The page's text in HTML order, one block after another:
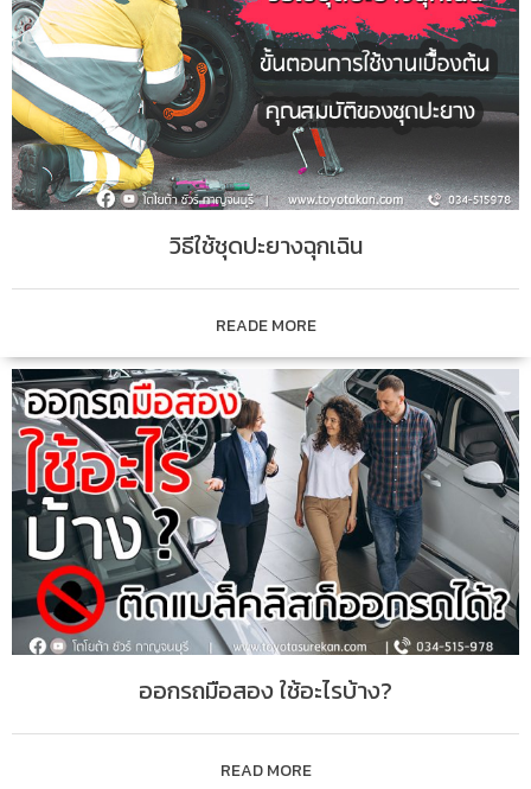
วิธีใช้ชุดปะยางฉุกเฉิน
READE MORE
ออกรถมือสอง ใช้อะไรบ้าง?
READ MORE